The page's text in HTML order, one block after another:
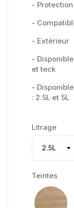
-
-
- Extérieur
-
et teck
-
: 2.5L et 5L
Litrage
Teintes